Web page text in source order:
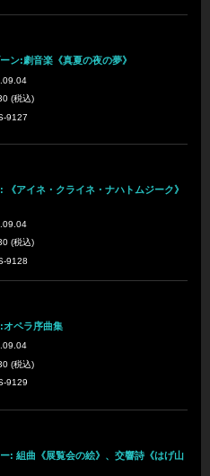
ン:劇音楽《真夏の夜の夢》
(税込)
9127
《アイネ・クライネ・ナハトムジーク》
(税込)
9128
オペラ序曲集
(税込)
9129
: 組曲《展覧会の絵》、交響詩《はげ山